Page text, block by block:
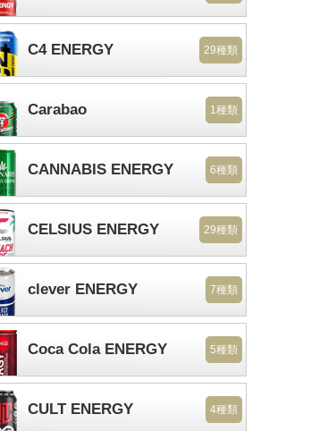
C4 ENERGY 29種類
Carabao 1種類
CANNABIS ENERGY 6種類
CELSIUS ENERGY 29種類
clever ENERGY 7種類
Coca Cola ENERGY 5種類
CULT ENERGY 4種類